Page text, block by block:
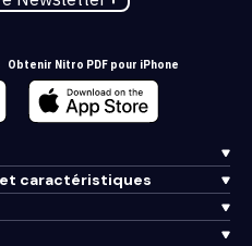
Obtenir Nitro PDF pour iPhone
caractéristiques